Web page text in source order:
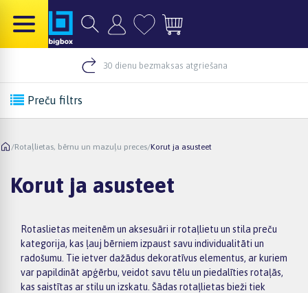
30 dienu bezmaksas atgriešana
Preču filtrs
/Rotaļlietas, bērnu un mazuļu preces/Korut ja asusteet
Korut ja asusteet
Rotaslietas meitenēm un aksesuāri ir rotaļlietu un stila preču
kategorija, kas ļauj bērniem izpaust savu individualitāti un
radošumu. Tie ietver dažādus dekoratīvus elementus, ar kuriem
var papildināt apģērbu, veidot savu tēlu un piedalīties rotaļās,
kas saistītas ar stilu un izskatu. Šādas rotaļlietas bieži tiek